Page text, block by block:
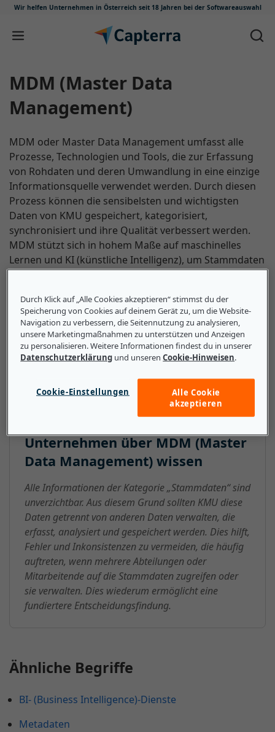
Wir helfen Unternehmen in Österreich seit 18 Jahren bei der Softwareauswahl
Zum Inhalt springen
MDM (Master Data
Management)
MDM oder Master Data Management umfasst alle
Prozesse, Technologien und Tools, die zur Erfassung
von Rohdaten und deren Umwandlung in eine einzige
Informationsquelle verwendet werden. Durch diesen
Prozess können die sensibelsten und wichtigsten
Daten von KMU gespeichert, kategorisiert,
synchronisiert und ihre Qualität verbessert werden.
MDM stützt sich in hohem Maße auf maschinelles
Lernen und KI (künstliche Intelligenz), um Stammdaten
zu identifizieren und sie dort zu integrieren, wo sie
Geschäftsanwendungen. MDM stellt nicht nur die gute
Qualität der Daten sicher, sondern kann auch die
Compliance, die Kundenerfahrung sowie das
allgemeine Niveau und die Qualität der Produktivität
verbessern.
Unternehmen über MDM (Master
Data Management) wissen
Alle Informationen der Kategorie „Stammdaten“ sind
unverzichtbar. Aus diesem Grund sollten KMU diese
Daten getrennt von anderen Daten verwalten, die
erfasst, analysiert und gespeichert werden. Dies hilft,
Fehler und Inkonsistenzen zu vermeiden, die häufig
auftreten, wenn mehrere Abteilungen oder
Mitarbeitende auf die Stammdaten zugreifen oder
sie verwalten. Dies wiederum ermöglicht eine
fundiertere Entscheidungsfindung.
Ähnliche Begriffe
BI- (Business Intelligence)-Dienste
Metadaten
Durch Klick auf „Alle Cookies akzeptieren“ stimmst du der
Speicherung von Cookies auf deinem Gerät zu, um die Website-
Navigation zu verbessern, die Seitennutzung zu analysieren,
unsere Marketingmaßnahmen zu unterstützen und Anzeigen
zu personalisieren. Weitere Informationen findest du in unserer
Datenschutzerklärung und unserenCookie-Hinweisen.
Cookie-Einstellungen
Alle Cookie
akzeptieren